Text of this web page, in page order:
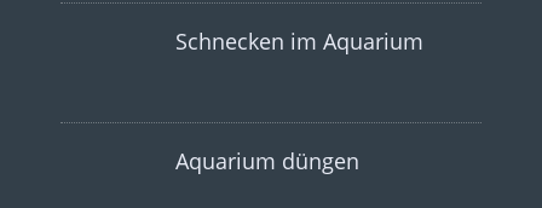
Schnecken im Aquarium
Aquarium düngen